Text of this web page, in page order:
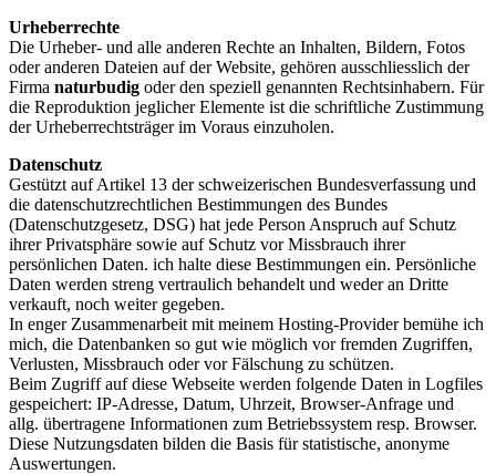
Urheberrechte
Die Urheber- und alle anderen Rechte an Inhalten, Bildern, Fotos
oder anderen Dateien auf der Website, gehören ausschliesslich der
Firma naturbudig oder den speziell genannten Rechtsinhabern. Für
die Reproduktion jeglicher Elemente ist die schriftliche Zustimmung
der Urheberrechtsträger im Voraus einzuholen.
Datenschutz
Gestützt auf Artikel 13 der schweizerischen Bundesverfassung und
die datenschutzrechtlichen Bestimmungen des Bundes
(Datenschutzgesetz, DSG) hat jede Person Anspruch auf Schutz
ihrer Privatsphäre sowie auf Schutz vor Missbrauch ihrer
persönlichen Daten. ich halte diese Bestimmungen ein. Persönliche
Daten werden streng vertraulich behandelt und weder an Dritte
verkauft, noch weiter gegeben.
In enger Zusammenarbeit mit meinem Hosting-Provider bemühe ich
mich, die Datenbanken so gut wie möglich vor fremden Zugriffen,
Verlusten, Missbrauch oder vor Fälschung zu schützen.
Beim Zugriff auf diese Webseite werden folgende Daten in Logfiles
gespeichert: IP-Adresse, Datum, Uhrzeit, Browser-Anfrage und
allg. übertragene Informationen zum Betriebssystem resp. Browser.
Diese Nutzungsdaten bilden die Basis für statistische, anonyme
Auswertungen.